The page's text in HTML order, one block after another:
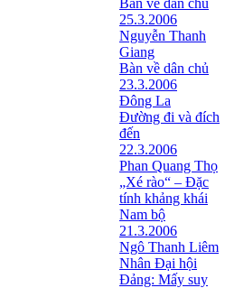
Bàn về dân chủ
25.3.2006
Nguyễn Thanh
Giang
Bàn về dân chủ
23.3.2006
Đông La
Đường đi và đích
đến
22.3.2006
Phan Quang Thọ
„Xé rào“ – Đặc
tính khảng khái
Nam bộ
21.3.2006
Ngô Thanh Liêm
Nhân Đại hội
Đảng: Mấy suy